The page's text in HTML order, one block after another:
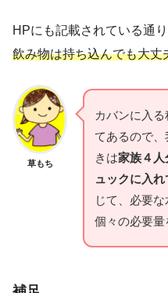
HPにも記載されている通り
飲み物は持ち込んでも大丈
草もち
カバンに入
てあるので、
きは家族４人
ュックに入
じて、必要
個々の必要量